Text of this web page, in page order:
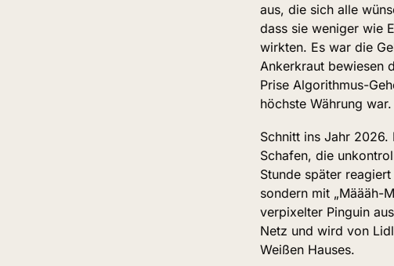
aus, die sich alle
dass sie weniger wie
wirkten. Es war die
Ankerkraut bewiesen
Prise Algorithmus-
höchste Währung war.
Schnitt ins Jahr
Schafen, die
Stunde später
sondern mit „Määäh-
verpixelter Pinguin
Netz und wird von
Weißen Hauses.